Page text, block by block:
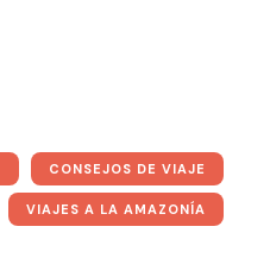
CONSEJOS DE VIAJE
VIAJES A LA AMAZONÍA